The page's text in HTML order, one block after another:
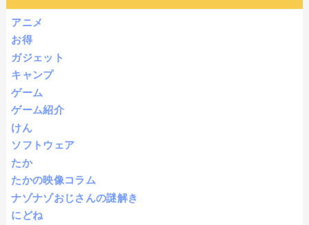
アニメ
お得
ガジェット
キャンプ
ゲーム
ゲーム紹介
けん
ソフトウェア
たか
たかの映像コラム
ナゾナゾおじさんの謎解き
にどね